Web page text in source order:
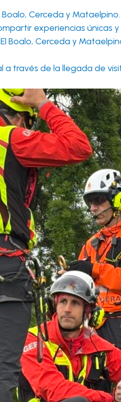
Cerceda y Mataelpino.
experiencias únicas y
Boalo, Cerceda y
través de la llegada de